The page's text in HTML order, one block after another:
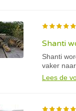
Shanti
Shanti
vaker naar
Lees de